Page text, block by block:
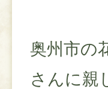
奥州市の
さんに親